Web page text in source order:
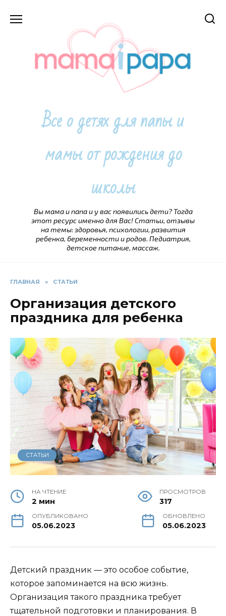
Все о детях для папы и
мамы от рождения до
школы
Вы мама и папа и у вас появились дети? Тогда
этот ресурс именно для Вас! Статьи, отзывы
на темы: здоровья, психологии, развития
ребенка, беременности и родов. Педиатрия,
детское питание, массаж.
ГЛАВНАЯ » СТАТЬИ
Организация детского
праздника для ребенка
СТАТЬИ
НА ЧТЕНИЕ
2 мин
ПРОСМОТРОВ
317
ОПУБЛИКОВАНО
05.06.2023
ОБНОВЛЕНО
05.06.2023
Детский праздник — это особое событие,
которое запоминается на всю жизнь.
Организация такого праздника требует
тщательной подготовки и планирования. В